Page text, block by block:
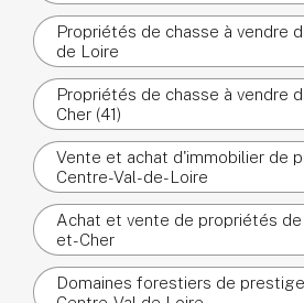
Propriétés de chasse à vendre
de Loire
Propriétés de chasse à vendre
Cher (41)
Vente et achat d'immobilier de
Centre-Val-de-Loire
Achat et vente de propriétés
et-Cher
Domaines forestiers de